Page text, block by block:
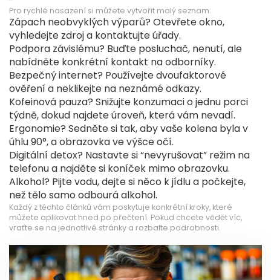
Pro rychlé nasazení si můžete vytvořit malý seznam:
Zápach neobvyklých výparů? Otevřete okno,
vyhledejte zdroj a kontaktujte úřady.
Podpora závislému? Buďte posluchač, nenutí, ale
nabídněte konkrétní kontakt na odborníky.
Bezpečný internet? Používejte dvoufaktorové
ověření a neklikejte na neznámé odkazy.
Kofeinová pauza? Snižujte konzumaci o jednu porci
týdně, dokud najdete úroveň, která vám nevadí.
Ergonomie? Sedněte si tak, aby vaše kolena byla v
úhlu 90°, a obrazovka ve výšce očí.
Digitální detox? Nastavte si “nevyrušovat” režim na
telefonu a najděte si koníček mimo obrazovku.
Alkohol? Pijte vodu, dejte si něco k jídlu a počkejte,
než tělo samo odbourá alkohol.
Každý z těchto článků vám poskytuje konkrétní kroky, které
můžete aplikovat hned po přečtení. Pokud chcete vědět víc,
vraťte se na jednotlivé stránky a rozbalte podrobnosti.